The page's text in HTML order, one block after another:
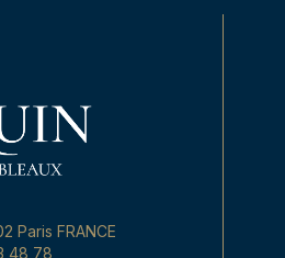
Paris FRANCE
48 78